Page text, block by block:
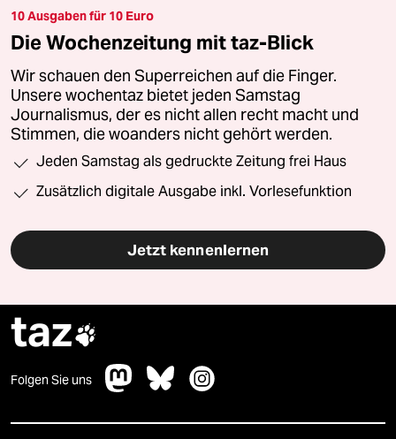
10 Ausgaben für 10 Euro
Die Wochenzeitung mit taz-Blick
Wir schauen den Superreichen auf die Finger.
Unsere wochentaz bietet jeden Samstag
Journalismus, der es nicht allen recht macht und
Stimmen, die woanders nicht gehört werden.
Jeden Samstag als gedruckte Zeitung frei Haus
Zusätzlich digitale Ausgabe inkl. Vorlesefunktion
Jetzt kennenlernen
taz
Folgen Sie uns